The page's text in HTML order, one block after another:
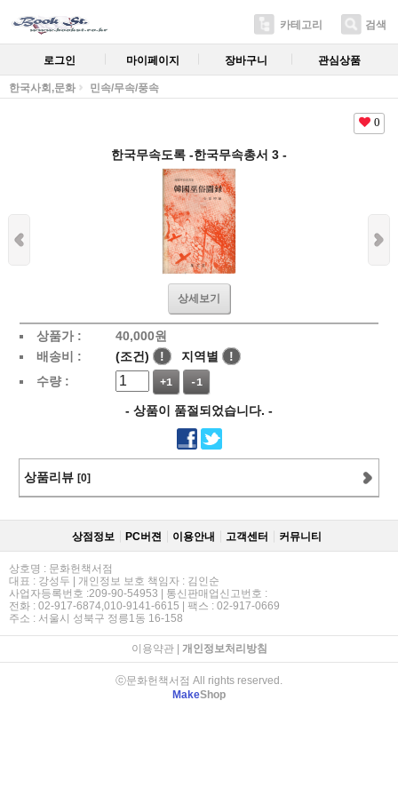
카테고리 검색
로그인 마이페이지 장바구니 관심상품
한국사회,문화 민속/무속/풍속
0
한국무속도록 -한국무속총서 3 -
상세보기
상품가 : 40,000원
배송비 :
(조건) ! 지역별
!
수량 :
+1 -1
- 상품이 품절되었습니다. -
상품리뷰 [0]
상점정보 PC버젼 이용안내 고객센터 커뮤니티
상호명 : 문화헌책서점
대표 : 강성두 | 개인정보 보호 책임자 : 김인순
사업자등록번호 :209-90-54953 | 통신판매업신고번호 :
전화 : 02-917-6874,010-9141-6615 | 팩스 : 02-917-0669
주소 : 서울시 성북구 정릉1동 16-158
이용약관| 개인정보처리방침
ⓒ문화헌책서점 All rights reserved.
MakeShop